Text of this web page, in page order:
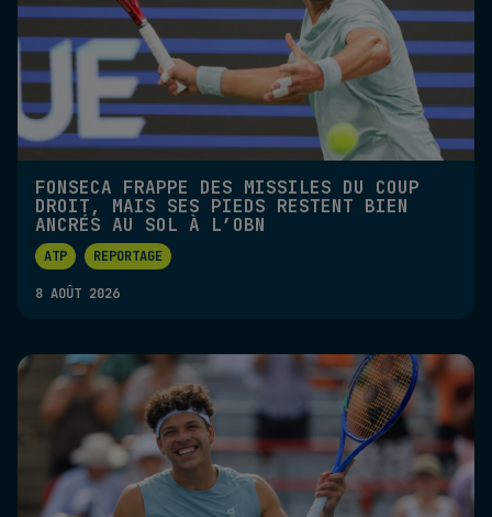
FONSECA FRAPPE DES MISSILES DU COUP
DROIT, MAIS SES PIEDS RESTENT BIEN
ANCRÉS AU SOL À L’OBN
ATP REPORTAGE
8 AOÛT 2026